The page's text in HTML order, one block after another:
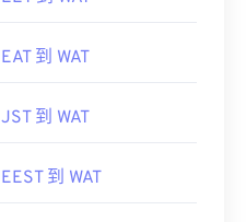
EAT 到 WAT
JST 到 WAT
EEST 到 WAT